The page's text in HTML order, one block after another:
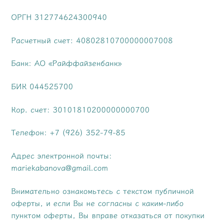
ОРГН 312774624300940
Расчетный счет: 40802810700000007008
Банк: АО «Райффайзенбанк»
БИК 044525700
Кор. счет: 30101810200000000700
Телефон: +7 (926) 352-79-85
Адрес электронной почты:
mariekabanova@gmail.com
Внимательно ознакомьтесь с текстом публичной
оферты, и если Вы не согласны с каким-либо
пунктом оферты, Вы вправе отказаться от покупки